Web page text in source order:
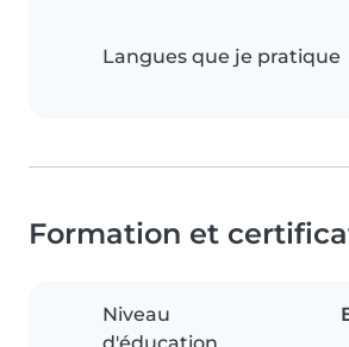
Langues que je pratique
Formation et
Niveau